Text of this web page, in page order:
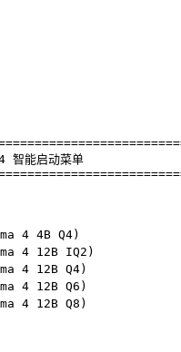
能启动菜单
4 4B Q4)
4 12B IQ2)
4 12B Q4)
4 12B Q6)
4 12B Q8)